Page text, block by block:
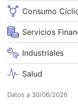
Consumo
Servicios
Industriales
Salud
Datos a 30/06/2026